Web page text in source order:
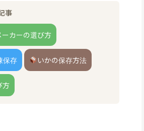
事
ーカーの選び方
保存 いかの保存方法
方